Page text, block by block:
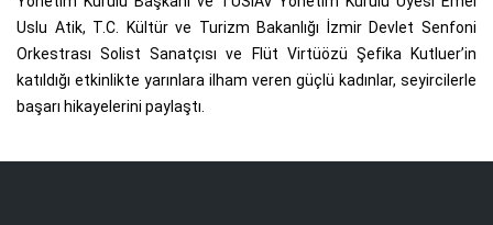
Uslu Atik, T.C. Kültür ve Turizm Bakanlığı İzmir Devlet Senfoni
Orkestrası Solist Sanatçısı ve Flüt Virtüözü Şefika Kutluer’in
katıldığı etkinlikte yarınlara ilham veren güçlü kadınlar, seyircilerle
başarı hikayelerini paylaştı.